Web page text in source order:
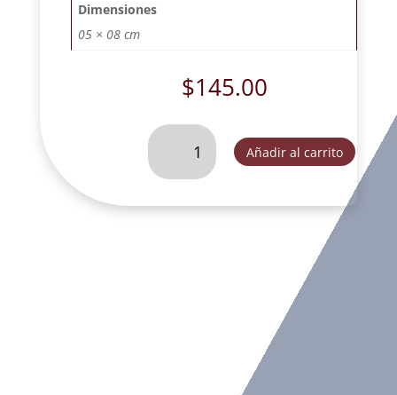
Dimensiones
05 × 08 cm
$145.00
SAN
CARPINTERO
DEC.-
Añadir al carrito